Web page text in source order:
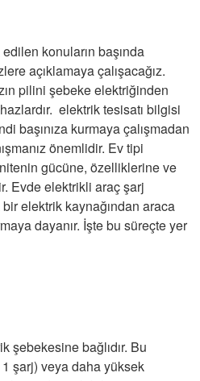
konuların başında
açıklamaya çalışacağız.
pilini şebeke elektriğinden
elektrik tesisatı bilgisi
başınıza kurmaya çalışmadan
önemlidir. Ev tipi
gücüne, özelliklerine ve
Evde elektrikli araç şarj
elektrik kaynağından araca
dayanır. İşte bu süreçte yer
şebekesine bağlıdır. Bu
şarj) veya daha yüksek